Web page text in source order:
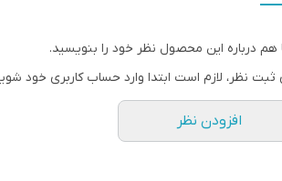
هم درباره این محصول نظر خود را بنویسید.
ثبت نظر، لازم است ابتدا وارد حساب کاربری خود
افزودن نظر